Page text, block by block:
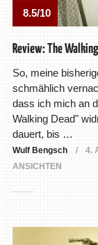
8.5/10
Review: The
So, meine
schmählich
dass ich mich an
Walking Dead"
dauert, bis …
Wulf Bengsch 4.
ANSICHTEN